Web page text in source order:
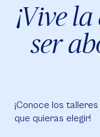
¡Vive
ser
¡Conoce los
que quieras elegir!